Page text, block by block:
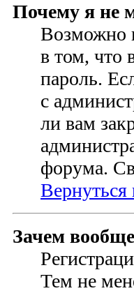
Почему я не
Возможно
в том, что
пароль.
с
ли вам
форума.
Вернуться
Зачем
Тем не